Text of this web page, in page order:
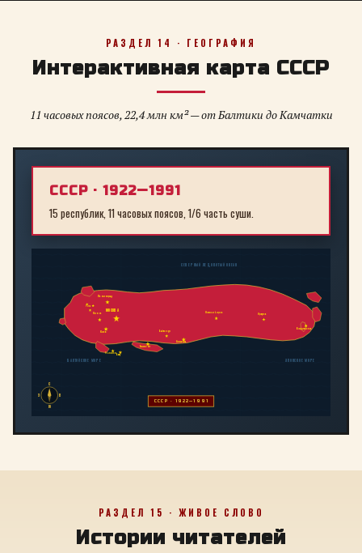
РАЗДЕЛ 14 · ГЕОГРАФИЯ
Интерактивная карта СССР
11 часовых поясов, 22,4 млн км² — от Балтики до Камчатки
СССР · 1922—1991
15 республик, 11 часовых поясов, 1/6 часть суши.
МОСКВА
Ленинград
Киев
Минск
Ташкент
Алма-Ата
Байконур
Новосибирск Иркутск
Владивосток
ТбилисиБаку
Рига
С
Ю
З
В
СССР · 1922—1991
БАЛТИЙСКОЕ МОРЕ
СЕВЕРНЫЙ ЛЕДОВИТЫЙ ОКЕАН
ЯПОНСКОЕ МОРЕ
РАЗДЕЛ 15 · ЖИВОЕ СЛОВО
Истории читателей